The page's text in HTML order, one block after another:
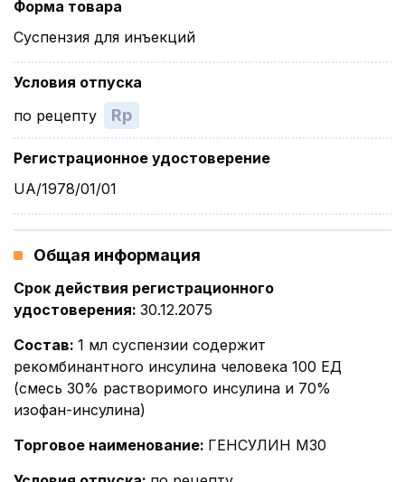
Форма товара
Суспензия для инъекций
Условия отпуска
по рецепту
Rp
Регистрационное удостоверение
UA/1978/01/01
Общая информация
Срок действия регистрационного
удостоверения: 30.12.2075
Состав: 1 мл суспензии содержит
рекомбинантного инсулина человека 100 ЕД
(смесь 30% растворимого инсулина и 70%
изофан-инсулина)
Торговое наименование: ГЕНСУЛИН М30